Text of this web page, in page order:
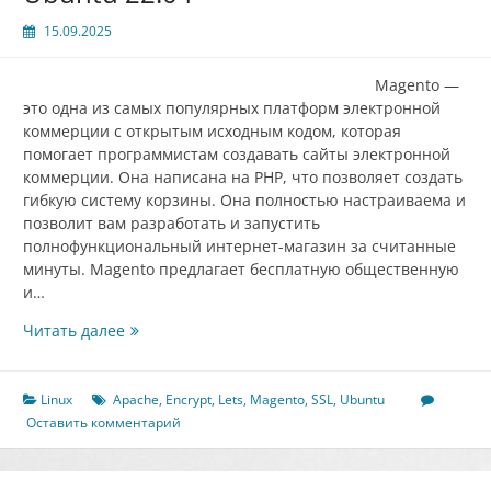
15.09.2025
Magento —
это одна из самых популярных платформ электронной
коммерции с открытым исходным кодом, которая
помогает программистам создавать сайты электронной
коммерции. Она написана на PHP, что позволяет создать
гибкую систему корзины. Она полностью настраиваема и
позволит вам разработать и запустить
полнофункциональный интернет-магазин за считанные
минуты. Magento предлагает бесплатную общественную
и…
Читать далееКак
с
Apache
и
Linux Apache, Encrypt, Lets, Magento,SSL, Ubuntu
Оставить комментарий